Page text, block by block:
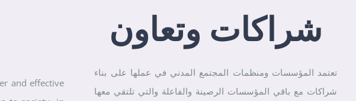
and effective
شراكات وتعاون
تعتمد المؤسسات ومنظمات المجتمع المدني في عملها على بناء
شراكات مع باقي المؤسسات الرصينة والفاعلة والتي تلتقي معها